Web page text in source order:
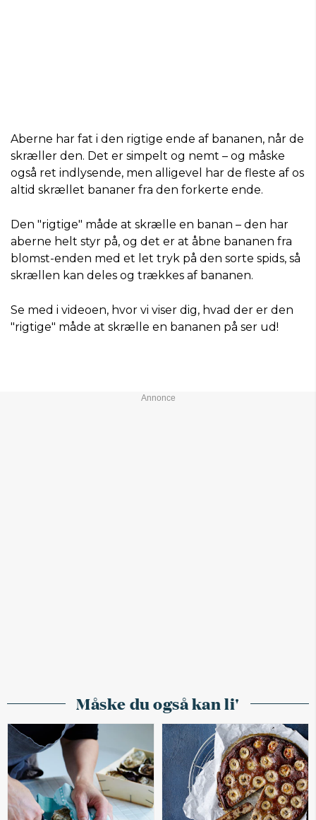
Aberne har fat i den rigtige ende af bananen, når de
skræller den. Det er simpelt og nemt – og måske
også ret indlysende, men alligevel har de fleste af os
altid skrællet bananer fra den forkerte ende.
Den "rigtige" måde at skrælle en banan – den har
aberne helt styr på, og det er at åbne bananen fra
blomst-enden med et let tryk på den sorte spids, så
skrællen kan deles og trækkes af bananen.
Se med i videoen, hvor vi viser dig, hvad der er den
"rigtige" måde at skrælle en bananen på ser ud!
Måske du også kan li'